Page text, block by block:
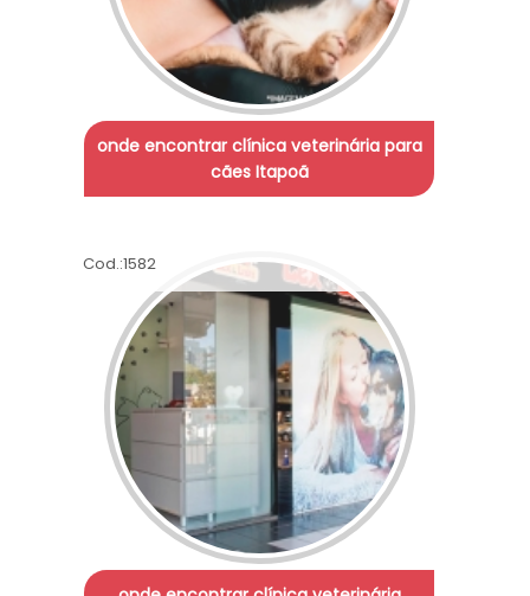
onde encontrar clínica veterinária para
cães Itapoã
Cod.:1582